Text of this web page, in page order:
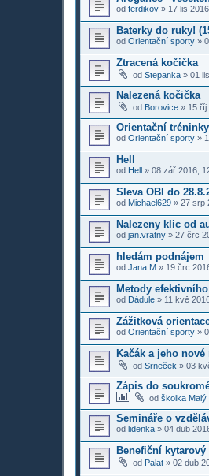
od ferdikov » 17 lis
Baterky do ruky!
od Orientační sporty »
Ztracená kočička
od Stepanka » 01
Nalezená kočička
od Borovice » 15 říj
Orientační
od Orientační sporty »
Hell
od Hell » 08 zář 2016,
Sleva OBI do
od Michael629 » 27 srp
Nalezeny klic od
od jan.vratny » 27 črc
hledám podnájem
od Jana M » 19 črc
Metody
od Dádule » 11 kvě
Zážitková
od Orientační sporty »
Kačák a jeho nové
od Srneček » 03
Zápis do
od školka Malý
Semináře o
od lidenka » 04 dub
Benefiční kytarový
od Palat » 02 dub